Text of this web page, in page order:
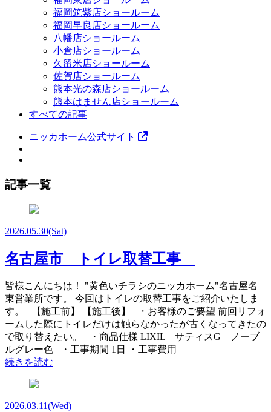
福岡筑紫店ショールーム
福岡早良店ショールーム
八幡店ショールーム
小倉店ショールーム
久留米店ショールーム
佐賀店ショールーム
熊本光の森店ショールーム
熊本はません店ショールーム
すべての記事
ニッカホーム公式サイト
記事一覧
2026.05.30(Sat)
名古屋市 トイレ取替工事
皆様こんにちは！ "黄色いチラシのニッカホーム"名古屋名
東営業所です。 今回はトイレの取替工事をご紹介いたしま
す。 【施工前】 【施工後】 ・お客様のご要望 前回リフォ
ームした際にトイレだけは触らなかったが古くなってきたの
で取り替えたい。 ・商品仕様 LIXIL サティスG ノーブ
ルグレー色 ・工事期間 1日 ・工事費用
続きを読む
2026.03.11(Wed)